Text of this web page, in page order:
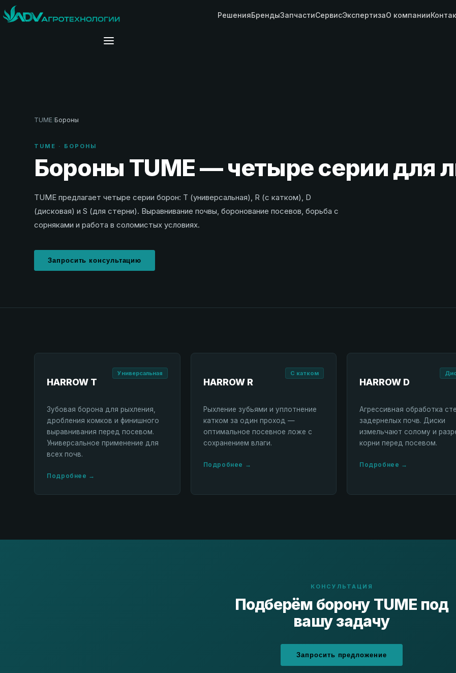
РешенияБрендыЗапчастиСервисЭкспертизаО компании
TUME/Бороны
TUME · БОРОНЫ
Бороны TUME — четыре серии для
TUME предлагает четыре серии борон: T (универсальная), R (с катком), D
(дисковая) и S (для стерни). Выравнивание почвы, боронование посевов, борьба с
сорняками и работа в соломистых условиях.
Запросить консультацию
HARROW T
Универсальная
Зубовая борона для рыхления,
дробления комков и финишного
выравнивания перед посевом.
Универсальное применение для
всех почв.
Подробнее →
HARROW R
С катком
Рыхление зубьями и уплотнение
катком за один проход —
оптимальное посевное ложе с
сохранением влаги.
Подробнее →
HARROW D
Агрессивная обработка
задернелых почв. Диски
измельчают солому и
корни перед посевом.
Подробнее →
КОНСУЛЬТАЦИЯ
Подберём борону TUME под
вашу задачу
Запросить предложение